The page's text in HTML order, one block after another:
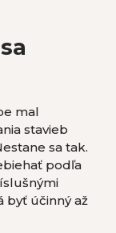
mal
stavieb
sa tak.
podľa
byť účinný až